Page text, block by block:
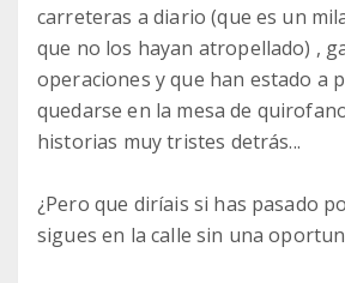
carreteras a diario (que es un
que no los hayan atropellado) ,
operaciones y que han estado a
quedarse en la mesa de
historias muy tristes detrás...
¿Pero que diríais si has pasado
sigues en la calle sin una